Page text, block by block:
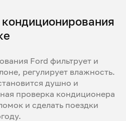
Ford фильтрует и
регулирует влажность.
душно и
проверка кондиционера
и сделать поездки